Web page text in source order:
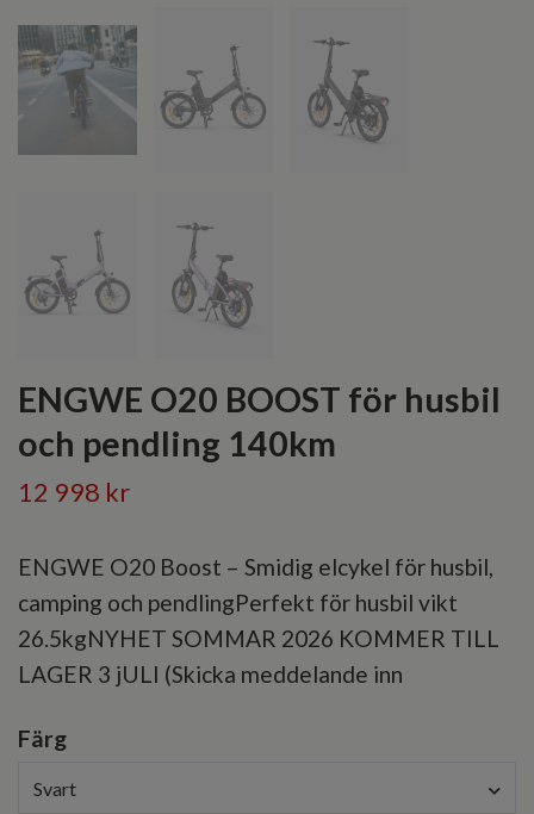
ENGWE O20 BOOST för husbil
och pendling 140km
12 998 kr
ENGWE O20 Boost – Smidig elcykel för husbil,
camping och pendlingPerfekt för husbil vikt
26.5kgNYHET SOMMAR 2026 KOMMER TILL
LAGER 3 jULI (Skicka meddelande inn
Färg
Svart